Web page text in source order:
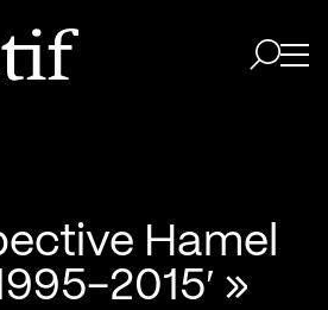
Hamel
2015′ »